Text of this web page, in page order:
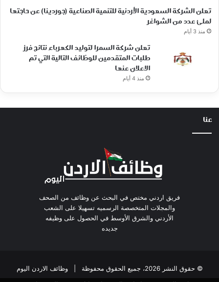
تعلن الشركة السعودية الأردنية للتنمية الصناعية (جوردينا) عن حاجتها
لملئ عدد من الشواغر
منذ 3 أيام
تعلن شركة السمرا لتوليد الكهرباء نتائج فرز
طلبات المتقدمين للوظائف التالية التي تم
الاعلان عنها
منذ 4 أيام
عنا
فريق اردني مختص في البحث عن وظائف من الصحف
والمجلات المتخصصة الرسميه تسهيلا على الشعب
الأردني والشرق الأوسط في الحصول على وظيفه
جديده
© حقوق النشر 2026، جميع الحقوق محفوظة |
وظائف الاردن اليوم